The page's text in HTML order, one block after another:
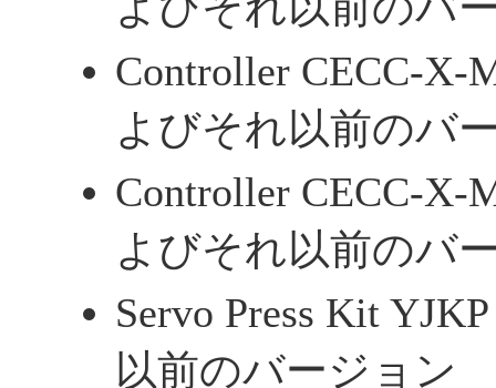
Controller CECC-X-
よびそれ以前のバ
Controller CECC-X-
よびそれ以前のバ
Servo Press Kit
以前のバージョン